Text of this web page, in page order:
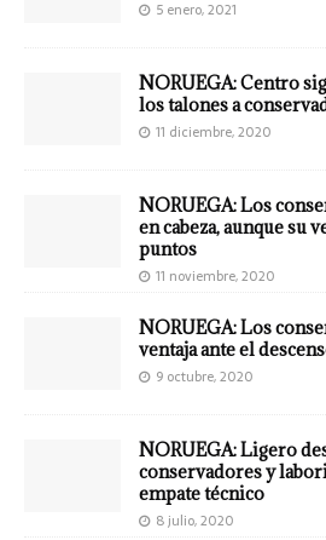
5 enero, 2021
NORUEGA: Centro
los talones a
11 diciembre, 2020
NORUEGA: Los
en cabeza, aunque su
puntos
11 noviembre, 2020
NORUEGA: Los
ventaja ante el
9 octubre, 2020
NORUEGA: Ligero
conservadores y
empate técnico
8 julio, 2020